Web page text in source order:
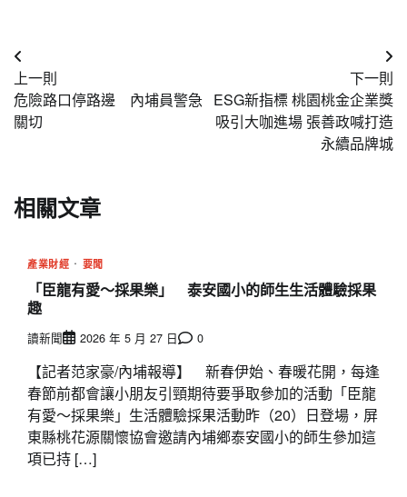
文
章
導
上一則
危險路口停路邊 內埔員警急
關切
下一則
ESG新指標 桃園桃金企業獎
吸引大咖進場 張善政喊打造
永續品牌城
相關文章
產業財經 要聞
「臣龍有愛～採果樂」 泰安國小的師生生活體驗採果
趣
讀新聞 2026 年 5 月 27 日 0
【記者范家豪/內埔報導】 新春伊始、春暖花開，每逢
春節前都會讓小朋友引頸期待要爭取參加的活動「臣龍
有愛～採果樂」生活體驗採果活動昨（20）日登場，屏
東縣桃花源關懷協會邀請內埔鄉泰安國小的師生參加這
項已持 […]